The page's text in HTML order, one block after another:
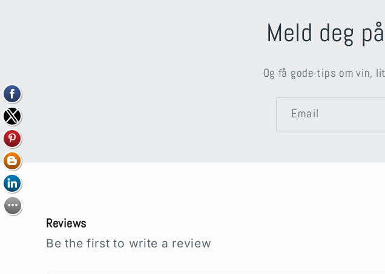
Meld deg
Og få gode tips om vin,
Email
Reviews
Be the first to write a review